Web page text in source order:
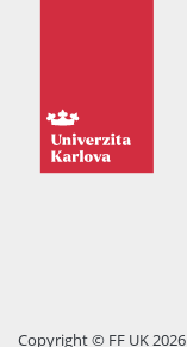
Copyright © FF UK 2026